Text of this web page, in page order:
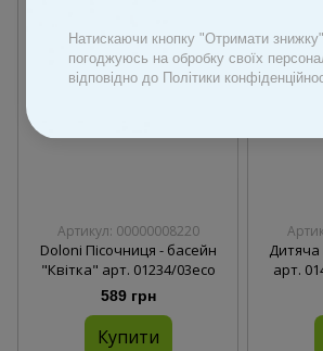
Артикул: 00000008220
Doloni Пісочниця - басейн
"Квітка" арт. 01234/03eco
589 грн
Купити
Дитяча
арт.
Натискаючи кнопку "Отримати
погоджуюсь на обробку своїх
відповідно до Політики